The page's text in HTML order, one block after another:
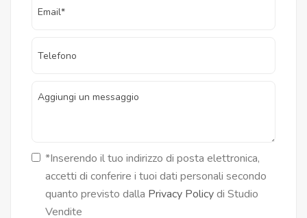
*Inserendo il tuo indirizzo di posta elettronica,
accetti di conferire i tuoi dati personali secondo
quanto previsto dalla Privacy Policydi Studio
Vendite